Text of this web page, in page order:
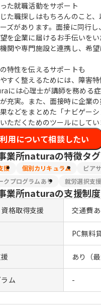
た就職活動をサポート
た職探しはもちろんのこと
ズがあります。面接に同行
を企業に届けるお手伝いを
関や専門施設と連携し、希
特性を伝えるサポートも
すく整えるためには、障害
には心理士が講師を務める
充実。また、面接時に企業
などをまとめた「ナビゲー
ただくためのツールにしてい
利用について相談したい
業所naturaの特徴タグ
援 個別カリキュラム ピア
クプログラムあり 就労選択支
業所naturaの支援制度
格取得支援 交通費あ
PC無料
あり（最
ム -